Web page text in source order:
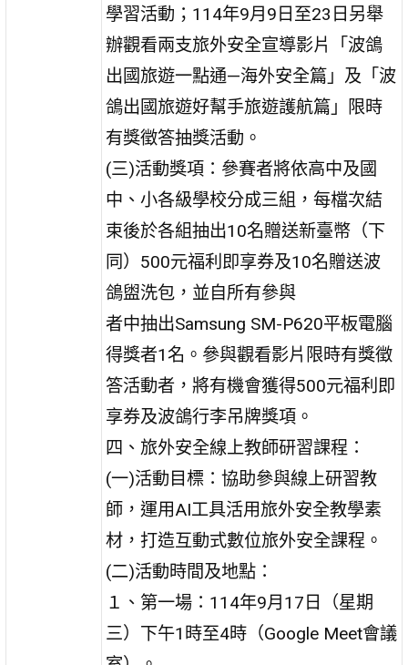
學習活動；114年9月9日至23日另舉
辦觀看兩支旅外安全宣導影片「波鴿
出國旅遊一點通—海外安全篇」及「波
鴿出國旅遊好幫手旅遊護航篇」限時
有獎徵答抽獎活動。
(三)活動獎項：參賽者將依高中及國
中、小各級學校分成三組，每檔次結
束後於各組抽出10名贈送新臺幣（下
同）500元福利即享券及10名贈送波
鴿盥洗包，並自所有參與
者中抽出Samsung SM-P620平板電腦
得獎者1名。參與觀看影片限時有獎徵
答活動者，將有機會獲得500元福利即
享券及波鴿行李吊牌獎項。
四、旅外安全線上教師研習課程：
(一)活動目標：協助參與線上研習教
師，運用AI工具活用旅外安全教學素
材，打造互動式數位旅外安全課程。
(二)活動時間及地點：
１、第一場：114年9月17日（星期
三）下午1時至4時（Google Meet會議